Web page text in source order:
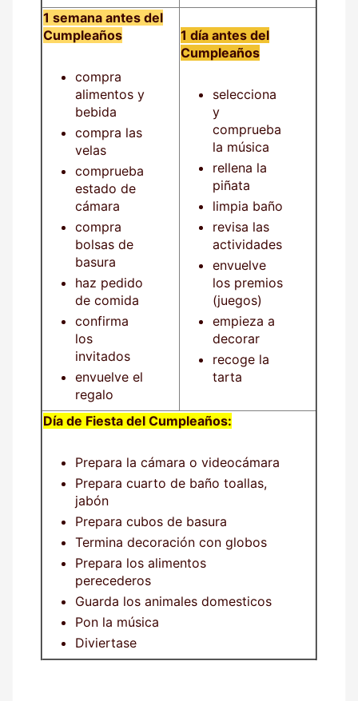
1 semana antes del
Cumpleaños
compra
alimentos y
bebida
compra las
velas
comprueba
estado de
cámara
compra
bolsas de
basura
haz pedido
de comida
confirma
los
invitados
envuelve el
regalo
1 día antes del
Cumpleaños
selecciona
y
comprueba
la música
rellena la
piñata
limpia baño
revisa las
actividades
envuelve
los premios
(juegos)
empieza a
decorar
recoge la
tarta
Día de Fiesta del Cumpleaños:
Prepara la cámara o videocámara
Prepara cuarto de baño toallas,
jabón
Prepara cubos de basura
Termina decoración con globos
Prepara los alimentos
perecederos
Guarda los animales domesticos
Pon la música
Diviertase